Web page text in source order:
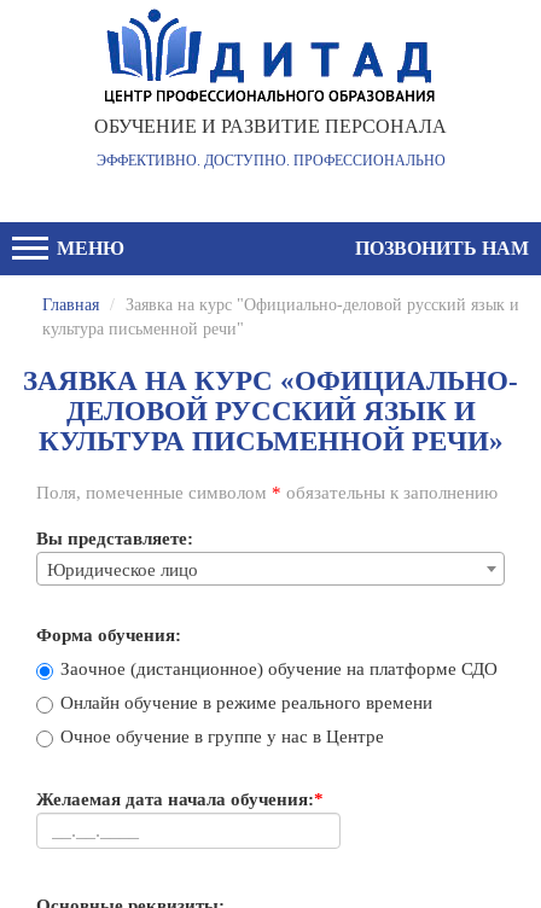
ОБУЧЕНИЕ И РАЗВИТИЕ ПЕРСОНАЛА
ЭФФЕКТИВНО. ДОСТУПНО. ПРОФЕССИОНАЛЬНО
МЕНЮ ПОЗВОНИТЬ НАМ
Главная / Заявка на курс "Официально-деловой русский язык и
культура письменной речи"
ЗАЯВКА НА КУРС «ОФИЦИАЛЬНО-
ДЕЛОВОЙ РУССКИЙ ЯЗЫК И
КУЛЬТУРА ПИСЬМЕННОЙ РЕЧИ»
Поля, помеченные символом * обязательны к заполнению
Вы представляете:
Юридическое лицо
Форма обучения:
Заочное (дистанционное) обучение на платформе СДО
Онлайн обучение в режиме реального времени
Очное обучение в группе у нас в Центре
Желаемая дата начала обучения:*